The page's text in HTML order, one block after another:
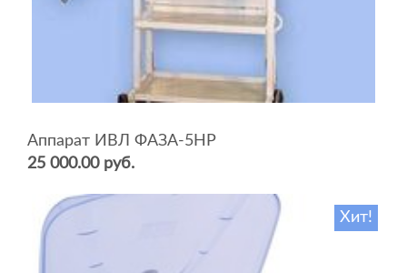
Аппарат ИВЛ ФАЗА-5НР
25 000.00 руб.
Хит!